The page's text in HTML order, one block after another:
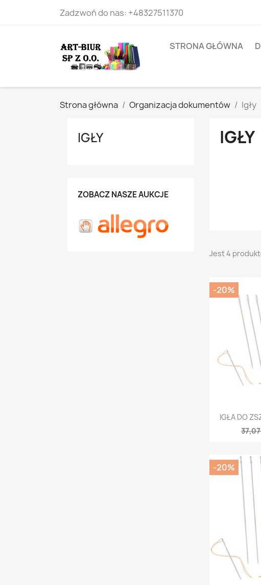
Zadzwoń do nas: +48327511370
STRONA GŁÓWNA
Strona główna Organizacja dokumentów Igły
IGŁY
ZOBACZ NASZE AUKCJE
IGŁY
Jest 4

IGŁA DO
37,07
-20%
-20%